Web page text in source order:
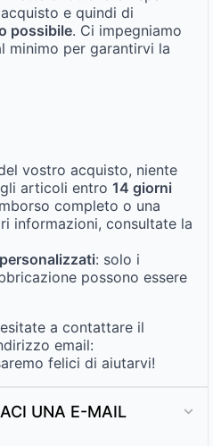
e quindi di
possibile. Ci impegniamo
minimo per garantirvi la
vostro acquisto, niente
articoli entro 14 giorni
completo o una
informazioni, consultate la
: solo i
possono essere
a contattare il
email:
felici di aiutarvi!
UNA E-MAIL